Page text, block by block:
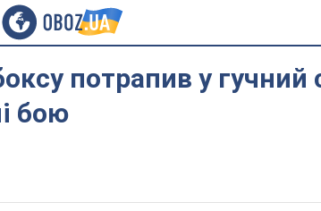
потрапив у гучний
бою